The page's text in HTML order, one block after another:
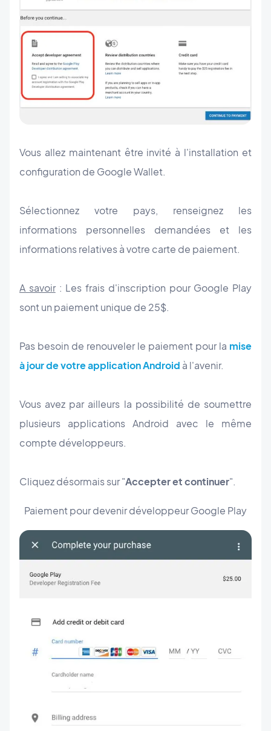
Paiement pour devenir développeur Google Play
Vous allez maintenant être invité à l'installation et
configuration de Google Wallet.
Sélectionnez votre pays, renseignez les
informations personnelles demandées et les
informations relatives à votre carte de paiement.
A savoir: Les frais d'inscription pour Google Play
sont un paiement unique de 25$.
Pas besoin de renouveler le paiement pourla mise
à jour de votre application Android à l'avenir.
Vous avez par ailleurs la possibilité de soumettre
plusieurs applications Android avec le même
compte développeurs.
Cliquez désormais sur "Accepter et continuer".